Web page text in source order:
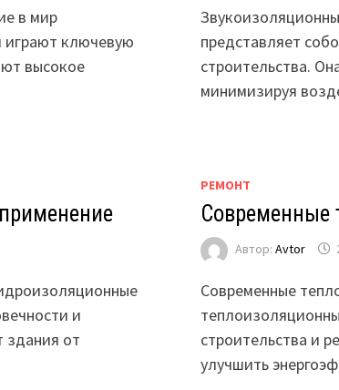
в мир
играют ключевую
высокое
представляет
строительства.
минимизируя
и
здания от
РЕМОНТ
Современные
Автор:Avtor
Современные
строительства и
улучшить